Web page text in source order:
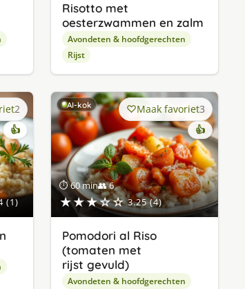
Risotto met
oesterzwammen en zalm
Avondeten & hoofdgerechten
Rijst
(1)
2
👍
AI-kok
⏱ 60 min👥 6
★★★☆☆ 3.25 (4)
Maak favoriet3
👍
Pomodori al Riso
(tomaten met
rijst gevuld)
Avondeten & hoofdgerechten